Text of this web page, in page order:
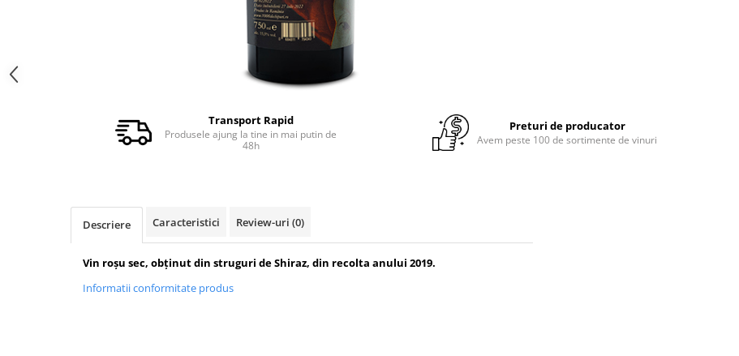
Transport Rapid
Produsele ajung la tine in mai putin de
48h
Preturi de producator
Avem peste 100 de sortimente de vinuri
Descriere Caracteristici Review-uri (0)
Vin roșu sec, obținut din struguri de Shiraz, din recolta anului 2019.
Informatii conformitate produs